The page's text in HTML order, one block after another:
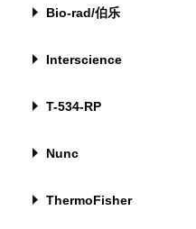
Bio-rad/伯乐
Interscience
T-534-RP
Nunc
ThermoFisher